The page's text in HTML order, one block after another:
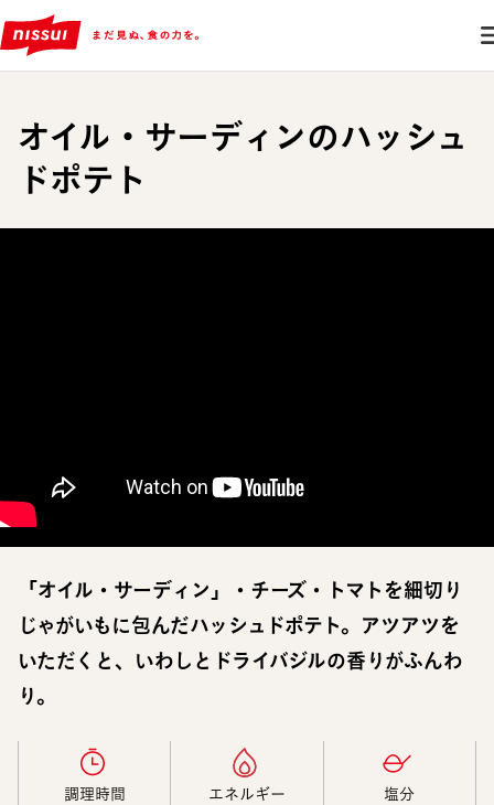
オイル・サーディンのハッシュ
ドポテト
「オイル・サーディン」・チーズ・トマトを細切り
じゃがいもに包んだハッシュドポテト。アツアツを
いただくと、いわしとドライバジルの香りがふんわ
り。
調理時間​ エネルギー​ 塩分​